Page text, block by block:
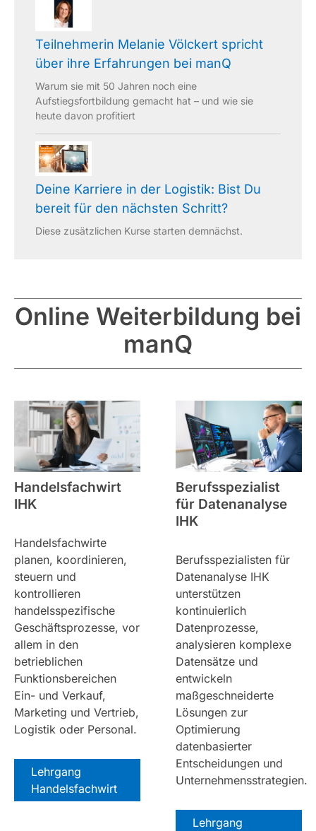
Teilnehmerin Melanie Völckert spricht
über ihre Erfahrungen bei manQ
Warum sie mit 50 Jahren noch eine
Aufstiegsfortbildung gemacht hat – und wie sie
heute davon profitiert
Deine Karriere in der Logistik: Bist Du
bereit für den nächsten Schritt?
Diese zusätzlichen Kurse starten demnächst.
Online Weiterbildung bei
manQ
Handelsfachwirt
IHK
Handelsfachwirte
planen, koordinieren,
steuern und
kontrollieren
handelsspezifische
Geschäftsprozesse, vor
allem in den
betrieblichen
Funktionsbereichen
Ein- und Verkauf,
Marketing und Vertrieb,
Logistik oder Personal.
Lehrgang
Handelsfachwirt
Berufsspezialist
für Datenanalyse
IHK
Berufsspezialisten für
Datenanalyse IHK
unterstützen
kontinuierlich
Datenprozesse,
analysieren komplexe
Datensätze und
entwickeln
maßgeschneiderte
Lösungen zur
Optimierung
datenbasierter
Entscheidungen und
Unternehmensstrategien.
Lehrgang